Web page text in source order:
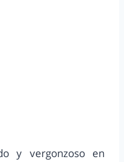
y vergonzoso en